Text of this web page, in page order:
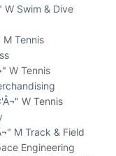
W Swim & Dive
M Tennis
W Tennis
W Tennis
M Track & Field
Engineering